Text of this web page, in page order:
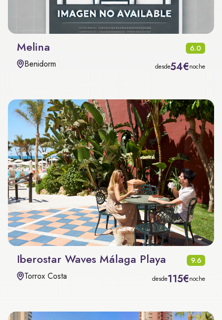
Melina 6.0
Benidorm desde54€noche
Iberostar Waves Málaga Playa 9.6
Torrox Costa desde115€noche